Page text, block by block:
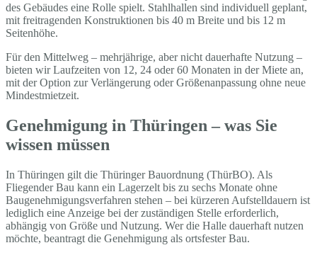
des Gebäudes eine Rolle spielt. Stahlhallen sind individuell geplant,
mit freitragenden Konstruktionen bis 40 m Breite und bis 12 m
Seitenhöhe.
Für den Mittelweg – mehrjährige, aber nicht dauerhafte Nutzung –
bieten wir Laufzeiten von 12, 24 oder 60 Monaten in der Miete an,
mit der Option zur Verlängerung oder Größenanpassung ohne neue
Mindestmietzeit.
Genehmigung in Thüringen – was Sie
wissen müssen
In Thüringen gilt die Thüringer Bauordnung (ThürBO). Als
Fliegender Bau kann ein Lagerzelt bis zu sechs Monate ohne
Baugenehmigungsverfahren stehen – bei kürzeren Aufstelldauern ist
lediglich eine Anzeige bei der zuständigen Stelle erforderlich,
abhängig von Größe und Nutzung. Wer die Halle dauerhaft nutzen
möchte, beantragt die Genehmigung als ortsfester Bau.